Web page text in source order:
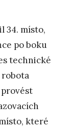
34. místo,
po boku
technické
robota
které